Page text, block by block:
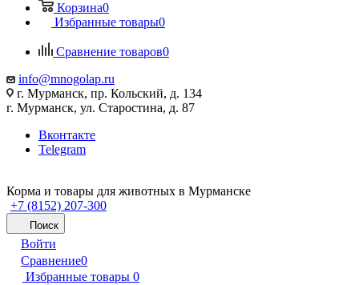
Корзина0
Избранные товары0
Сравнение товаров0
info@mnogolap.ru
г. Мурманск, пр. Кольский, д. 134
г. Мурманск, ул. Старостина, д. 87
Вконтакте
Telegram
Корма и товары для животных в Мурманске
+7 (8152) 207-300
Поиск
Войти
Сравнение0
Избранные товары 0